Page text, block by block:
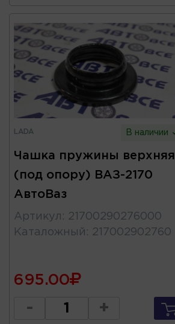
LADA В наличии
Чашка пружины верхняя
(под опору) ВАЗ-2170
АвтоВаз
Артикул : 21700290276000
Каталожный : 217002902760
695.00
- +